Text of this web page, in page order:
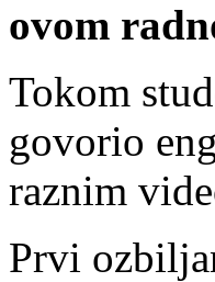
ovom
Tokom
govorio
raznim
Prvi